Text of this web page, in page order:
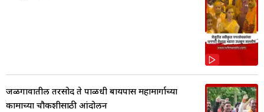
जळगावातील तरसोद ते पाळधी बायपास महामार्गाच्या
कामाच्या चौकशीसाठी आंदोलन